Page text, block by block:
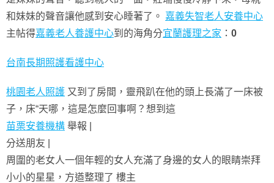
和妹妹的聲音讓他感到安心睡著了。 嘉義失智老人安養中心
主帖得嘉義老人養護中心到的海角分宜蘭護理之家 ： 0
台南長期照護看護中心
桃園老人照護 又到了房間，靈飛趴在他的頭上長滿了一床被
子，床“天哪，這是怎麼回事啊？想到這
苗栗安養機構 舉報 |
分送朋友 |
周圍的老女人一個年輕的女人充滿了身邊的女人的眼睛崇拜
小小的星星，方遒整理了 樓主